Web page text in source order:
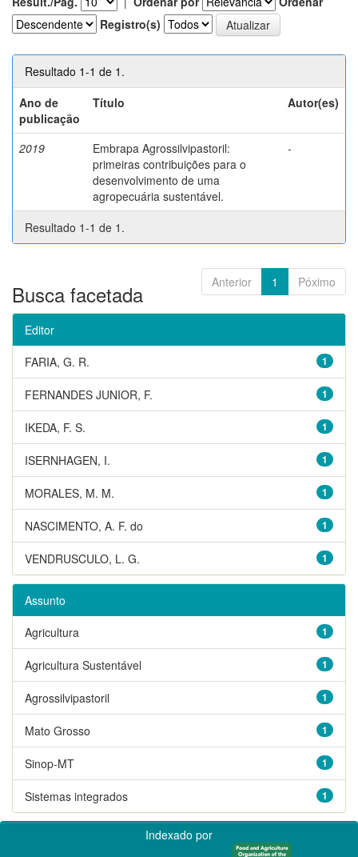
Registro(s)
Resultado 1-1 de 1.
Ano de
publicação
Título Autor(es)
2019
Embrapa Agrossilvipastoril:
primeiras contribuições para o
desenvolvimento de uma
agropecuária sustentável.
-
Resultado 1-1 de 1.
Anterior 1 Póximo
Busca facetada
Editor
1
FARIA, G. R.
1
FERNANDES JUNIOR, F.
1
IKEDA, F. S.
1
ISERNHAGEN, I.
1
MORALES, M. M.
1
NASCIMENTO, A. F. do
1
VENDRUSCULO, L. G.
Assunto
1
Agricultura
1
Agricultura Sustentável
1
Agrossilvipastoril
1
Mato Grosso
1
Sinop-MT
1
Sistemas integrados
Indexado por